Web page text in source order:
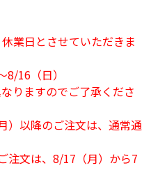
業日とさせていただきま
16（日）
りますのでご了承くださ
）以降のご注文は、通常通
注文は、8/17（月）から7